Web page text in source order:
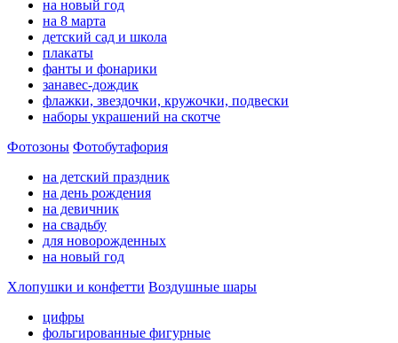
на новый год
на 8 марта
детский сад и школа
плакаты
фанты и фонарики
занавес-дождик
флажки, звездочки, кружочки, подвески
наборы украшений на скотче
Фотозоны Фотобутафория
на детский праздник
на день рождения
на девичник
на свадьбу
для новорожденных
на новый год
Хлопушки и конфетти Воздушные шары
цифры
фольгированные фигурные